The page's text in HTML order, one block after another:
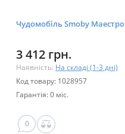
Чудомобіль Smoby
3 412 грн.
Наявність: На складі (1-3 дні)
Код товару: 1028957
Гарантія: 0 міс.
0